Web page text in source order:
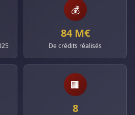
💰
84 M€
De crédits réalisés
🏢
8